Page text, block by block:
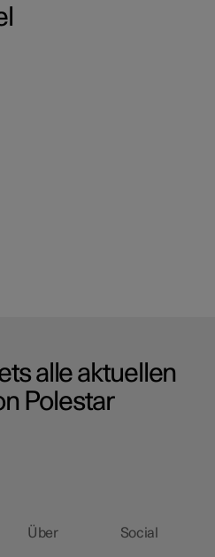
alle aktuellen
Polestar
Über Social